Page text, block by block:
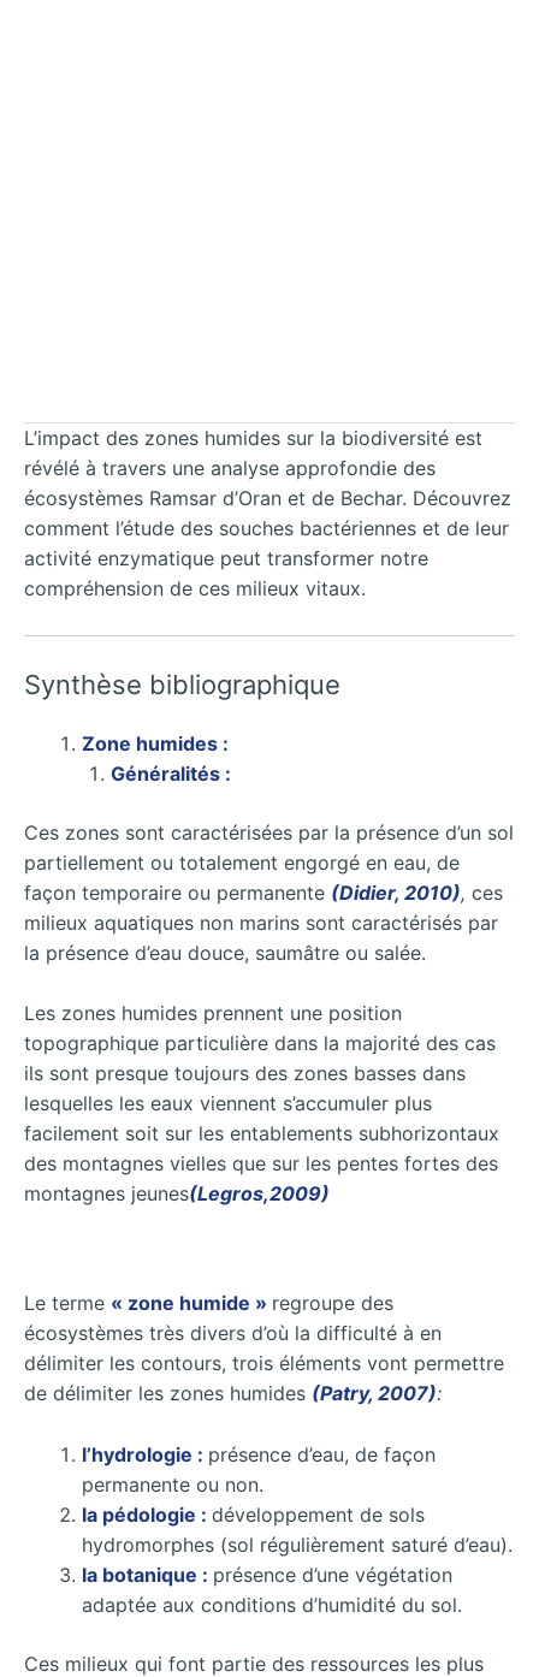
L’impact des zones humides sur la biodiversité est
révélé à travers une analyse approfondie des
écosystèmes Ramsar d’Oran et de Bechar. Découvrez
comment l’étude des souches bactériennes et de leur
activité enzymatique peut transformer notre
compréhension de ces milieux vitaux.
Synthèse bibliographique
Zone humides :
Généralités :
Ces zones sont caractérisées par la présence d’un sol
partiellement ou totalement engorgé en eau, de
façon temporaire ou permanente (Didier, 2010), ces
milieux aquatiques non marins sont caractérisés par
la présence d’eau douce, saumâtre ou salée.
Les zones humides prennent une position
topographique particulière dans la majorité des cas
ils sont presque toujours des zones basses dans
lesquelles les eaux viennent s’accumuler plus
facilement soit sur les entablements subhorizontaux
des montagnes vielles que sur les pentes fortes des
montagnes jeunes(Legros,2009)
Le terme « zone humide » regroupe des
écosystèmes très divers d’où la difficulté à en
délimiter les contours, trois éléments vont permettre
de délimiter les zones humides (Patry, 2007):
l’hydrologie : présence d’eau, de façon
permanente ou non.
la pédologie : développement de sols
hydromorphes (sol régulièrement saturé d’eau).
la botanique : présence d’une végétation
adaptée aux conditions d’humidité du sol.
Ces milieux qui font partie des ressources les plus